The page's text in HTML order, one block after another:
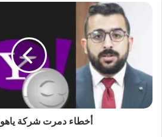
أخطاء دمرت شركة ياهو Yahoo!